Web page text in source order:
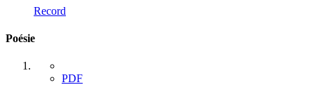
Record
Poésie
PDF